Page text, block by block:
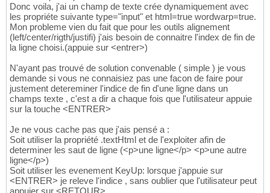
Donc voila, j'ai un champ de texte crée dynamiquement avec
les propriéte suivante type="input" et html=true wordwarp=true.
Mon probleme vien du fait que pour les outils alignement
(left/center/rigth/justifi) j'ais besoin de connaitre l'index de fin de
la ligne choisi.(appuie sur <entrer>)
N'ayant pas trouvé de solution convenable ( simple ) je vous
demande si vous ne connaisiez pas une facon de faire pour
justement detereminer l'indice de fin d'une ligne dans un
champs texte , c'est a dir a chaque fois que l'utilisateur appuie
sur la touche <ENTRER>
Je ne vous cache pas que j'ais pensé a :
Soit utiliser la propriété .textHtml et de l'exploiter afin de
determiner les saut de ligne (<p>une ligne</p> <p>une autre
ligne</p>)
Soit utiliser les evenement KeyUp: lorsque j'appuie sur
<ENTRER> je releve l'indice , sans oublier que l'utilisateur peut